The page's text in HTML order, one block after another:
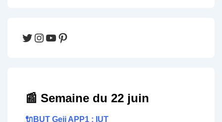
Twitter
Instagram
YouTube
Pinterest